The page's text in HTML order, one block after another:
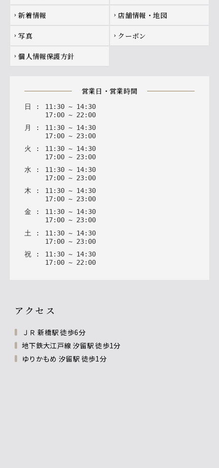
chevron_right 新着情報 chevron_right 店舗情報・地図
chevron_right 写真 chevron_right クーポン
chevron_right 個人情報保護方針
営業日・営業時間
日 : 11 : 30 ~ 14: 30
17: 00 ~ 22 : 00
月
: 11 : 30 ~ 14: 30
17: 00 ~ 23: 00
火
: 11 : 30 ~ 14: 30
17: 00 ~ 23: 00
水 : 11 : 30 ~ 14: 30
17: 00 ~ 23: 00
木 : 11: 30 ~ 14: 30
17: 00 ~ 23: 00
金 : 11: 30 ~ 14: 30
17: 00 ~ 23: 00
土 : 11 : 30 ~ 14: 30
17: 00 ~ 23: 00
祝 : 11 : 30 ~ 14: 30
17: 00 ~ 22 : 00
アクセス
ＪＲ 新橋駅 徒歩6分
地下鉄大江戸線 汐留駅 徒歩1分
ゆりかもめ 汐留駅 徒歩1分